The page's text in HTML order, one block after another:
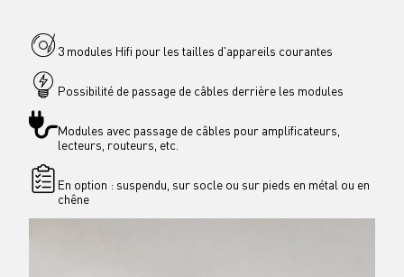
3 modules Hifi pour les tailles d'appareils courantes
Possibilité de passage de câbles derrière les modules
Modules avec passage de câbles pour amplificateurs,
lecteurs, routeurs, etc.
En option : suspendu, sur socle ou sur pieds en métal ou en
chêne